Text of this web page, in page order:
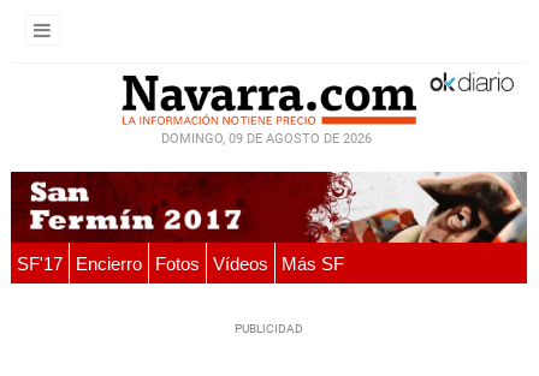
DOMINGO, 09 DE AGOSTO DE 2026
SF'17 Encierro Fotos Vídeos Más SF